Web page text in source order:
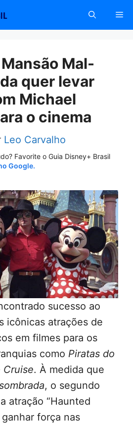
Mal-
quer levar
Michael
o cinema
Leo Carvalho
Favorite o Guia Disney+ Brasil
Google.
sucesso ao
icônicas atrações de
em filmes para os
como Piratas do
Cruise. À medida que
, o segundo
atração “Haunted
força nas